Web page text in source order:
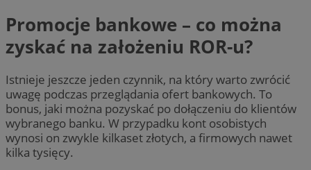
Promocje bankowe – co można
zyskać na założeniu ROR-u?
Istnieje jeszcze jeden czynnik, na który warto zwrócić
uwagę podczas przeglądania ofert bankowych. To
bonus, jaki można pozyskać po dołączeniu do klientów
wybranego banku. W przypadku kont osobistych
wynosi on zwykle kilkaset złotych, a firmowych nawet
kilka tysięcy.